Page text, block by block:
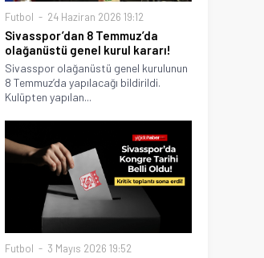
Futbol 24 Haziran 2026 19:12
Sivasspor’dan 8 Temmuz’da
olağanüstü genel kurul kararı!
Sivasspor olağanüstü genel kurulunun
8 Temmuz’da yapılacağı bildirildi.
Kulüpten yapılan...
Futbol 3 Mayıs 2026 19:52